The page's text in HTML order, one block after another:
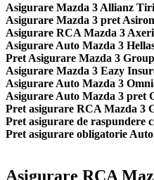
Asigurare Mazda 3 Allianz
Asigurare Mazda 3 pret
Asigurare RCA Mazda 3
Asigurare Auto Mazda 3
Pret Asigurare Mazda 3
Asigurare Mazda 3 Eazy
Asigurare Auto Mazda 3
Asigurare Auto Mazda 3 pret
Pret asigurare RCA Mazda 3
Pret asigurare de raspundere
Pret asigurare obligatorie
Asigurare RCA